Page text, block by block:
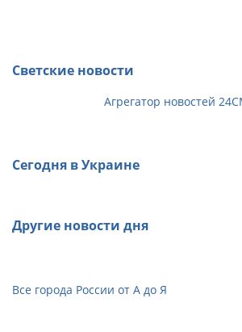
Светские новости
Агрегатор новостей
Сегодня в Украине
Другие новости дня
Все города России от А до Я